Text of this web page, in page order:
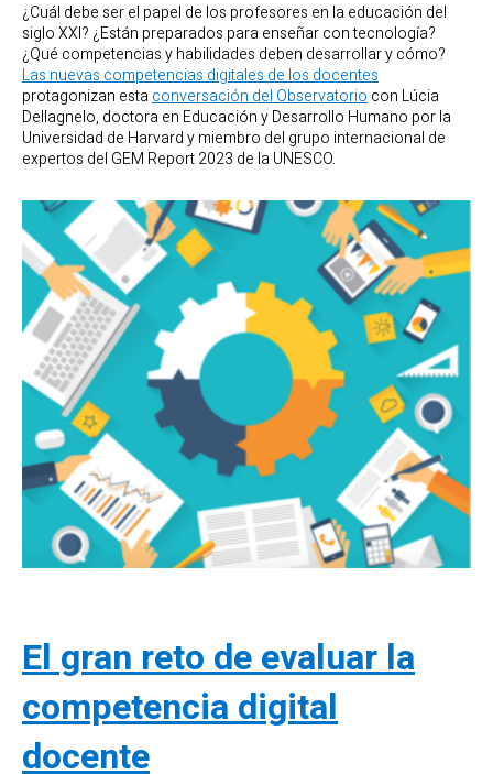
¿Cuál debe ser el papel de los profesores en la educación del
siglo XXI? ¿Están preparados para enseñar con tecnología?
¿Qué competencias y habilidades deben desarrollar y cómo?
Las nuevas competencias digitales de los docentes
protagonizan estaconversación del Observatoriocon Lúcia
Dellagnelo, doctora en Educación y Desarrollo Humano por la
Universidad de Harvard y miembro del grupo internacional de
expertos del GEM Report 2023 de la UNESCO.
El gran reto de evaluar la
competencia digital
docente